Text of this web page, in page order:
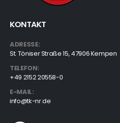
KONTAKT
ADRESSE:
St. Töniser Straße 15, 47906 Kempen
TELEFON:
+49 2152 20558-0
E-MAIL:
info@tk-nr.de